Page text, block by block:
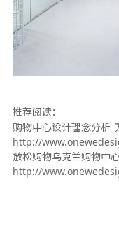
推荐阅读：
购物中心设计理念分析_
http://
放松购物乌克兰购物中
http://